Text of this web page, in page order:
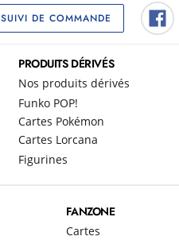
SUIVI DE COMMANDE
PRODUITS DÉRIVÉS
Nos produits dérivés
Funko POP!
Cartes Pokémon
Cartes Lorcana
Figurines
FANZONE
Cartes